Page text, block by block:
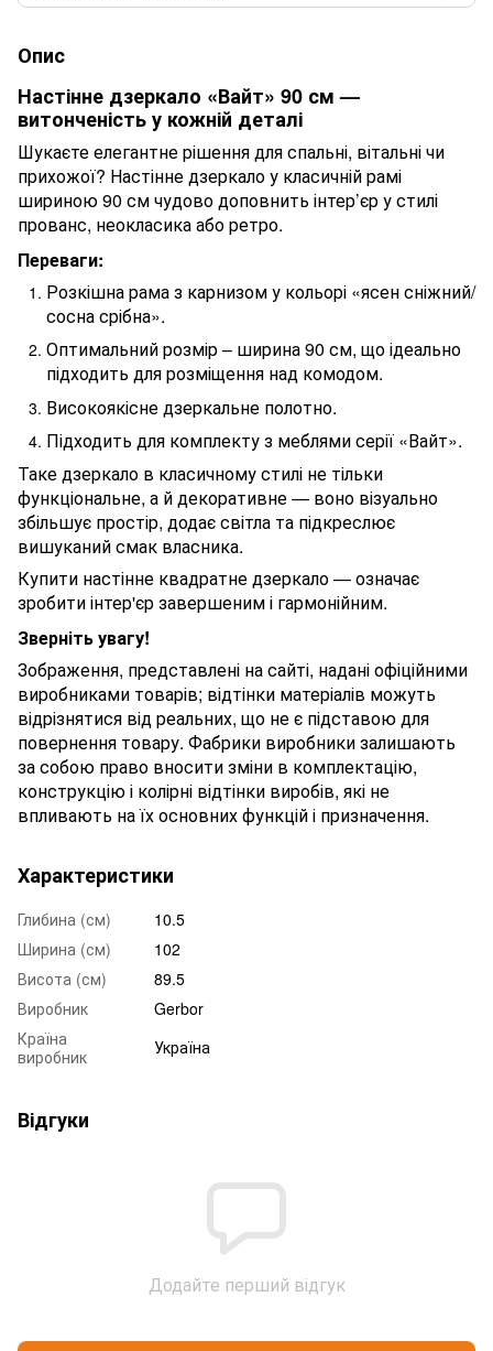
Опис
Настінне дзеркало «Вайт» 90 см —
витонченість у кожній деталі
Шукаєте елегантне рішення для спальні, вітальні чи
прихожої? Настінне дзеркало у класичній рамі
шириною 90 см чудово доповнить інтер’єр у стилі
прованс, неокласика або ретро.
Переваги:
Розкішна рама з карнизом у кольорі «ясен сніжний/
сосна срібна».
Оптимальний розмір – ширина 90 см, що ідеально
підходить для розміщення над комодом.
Високоякісне дзеркальне полотно.
Підходить для комплекту з меблями серії «Вайт».
Таке дзеркало в класичному стилі не тільки
функціональне, а й декоративне — воно візуально
збільшує простір, додає світла та підкреслює
вишуканий смак власника.
Купити настінне квадратне дзеркало — означає
зробити інтер'єр завершеним і гармонійним.
Зверніть увагу!
Зображення, представлені на сайті, надані офіційними
виробниками товарів; відтінки матеріалів можуть
відрізнятися від реальних, що не є підставою для
повернення товару. Фабрики виробники залишають
за собою право вносити зміни в комплектацію,
конструкцію і колірні відтінки виробів, які не
впливають на їх основних функцій і призначення.
Характеристики
Глибина (см)
10.5
Ширина (см)
102
Висота (см)
89.5
Виробник
Gerbor
Країна
виробник
Україна
Відгуки
Додайте перший відгук